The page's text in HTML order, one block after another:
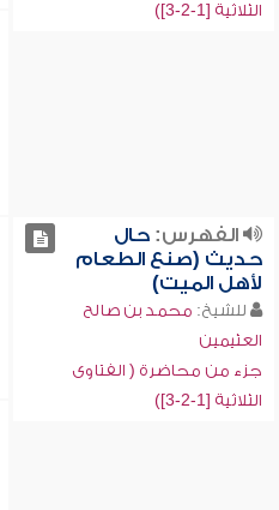
الثلاثية [1-2-3])
الفهرس:حال
حديث (صنع الطعام
لأهل الميت)
للشيخ: محمد بن صالح
العثيمين
جزء من محاضرة ( الفتاوى
الثلاثية [1-2-3])